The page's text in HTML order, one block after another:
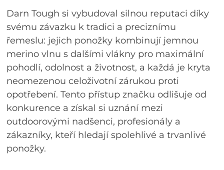
Darn Tough si vybudoval silnou reputaci díky
svému závazku k tradici a preciznímu
řemeslu: jejich ponožky kombinují jemnou
merino vlnu s dalšími vlákny pro maximální
pohodlí, odolnost a životnost, a každá je kryta
neomezenou celoživotní zárukou proti
opotřebení. Tento přístup značku odlišuje od
konkurence a získal si uznání mezi
outdoorovými nadšenci, profesionály a
zákazníky, kteří hledají spolehlivé a trvanlivé
ponožky.